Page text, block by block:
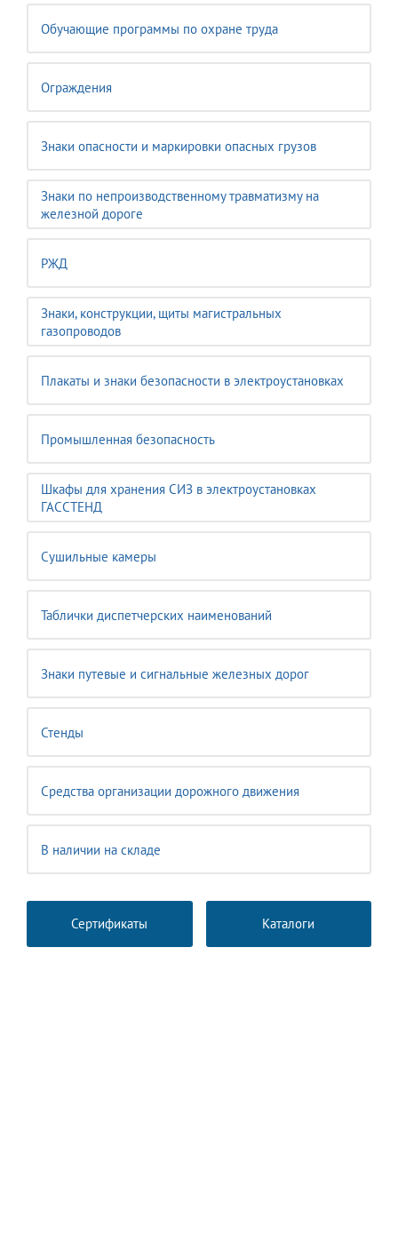
Обучающие программы по охране труда
Ограждения
Знаки опасности и маркировки опасных грузов
Знаки по непроизводственному травматизму на
железной дороге
РЖД
Знаки, конструкции, щиты магистральных
газопроводов
Плакаты и знаки безопасности в электроустановках
Промышленная безопасность
Шкафы для хранения СИЗ в электроустановках
ГАССТЕНД
Сушильные камеры
Таблички диспетчерских наименований
Знаки путевые и сигнальные железных дорог
Стенды
Средства организации дорожного движения
В наличии на складе
Сертификаты Каталоги